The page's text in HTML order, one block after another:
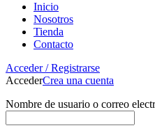
Inicio
Nosotros
Tienda
Contacto
Acceder / Registrarse
AccederCrea una cuenta
Nombre de usuario o correo